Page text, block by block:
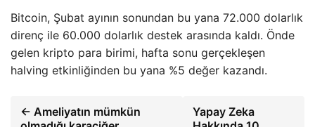
Bitcoin, Şubat ayının sonundan bu yana 72.000 dolarlık
direnç ile 60.000 dolarlık destek arasında kaldı. Önde
gelen kripto para birimi, hafta sonu gerçekleşen
halving etkinliğinden bu yana %5 değer kazandı.
← Ameliyatın mümkün
Yapay Zeka